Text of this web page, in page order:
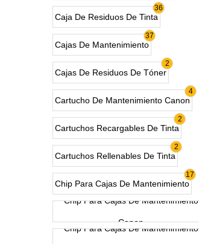
36
Caja De Residuos De Tinta
37
Cajas De Mantenimiento
2
Cajas De Residuos De Tóner
4
Cartucho De Mantenimiento Canon
2
Cartuchos Recargables De Tinta
2
Cartuchos Rellenables De Tinta
17
Chip Para Cajas De Mantenimiento
Chip Para Cajas De Mantenimiento
Canon
Chip Para Cajas De Mantenimiento